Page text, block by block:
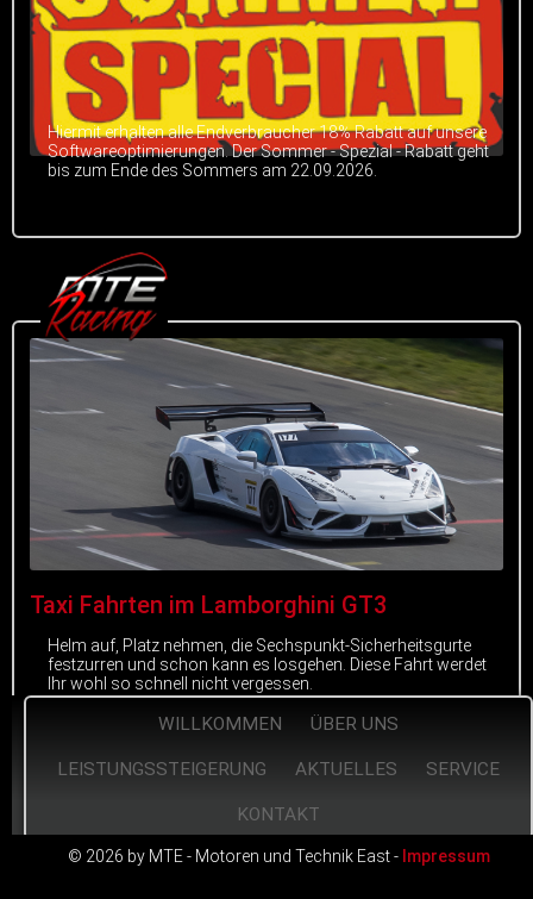
Hiermit erhalten alle Endverbraucher 18% Rabatt auf unsere
Softwareoptimierungen. Der Sommer - Spezial - Rabatt geht
bis zum Ende des Sommers am 22.09.2026.
Taxi Fahrten im Lamborghini GT3
Helm auf, Platz nehmen, die Sechspunkt-Sicherheitsgurte
festzurren und schon kann es losgehen. Diese Fahrt werdet
Ihr wohl so schnell nicht vergessen.
WILLKOMMEN ÜBER UNS
LEISTUNGSSTEIGERUNG AKTUELLES SERVICE
KONTAKT
© 2026 by MTE - Motoren und Technik East - Impressum